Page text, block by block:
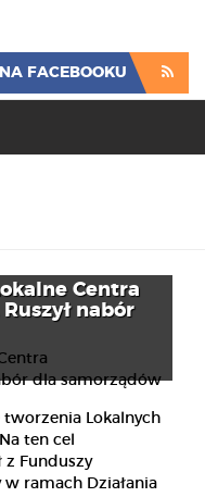
FACEBOOKU
Centra
nabór
tworzenia Lokalnych
ten cel
z Funduszy
ramach Działania